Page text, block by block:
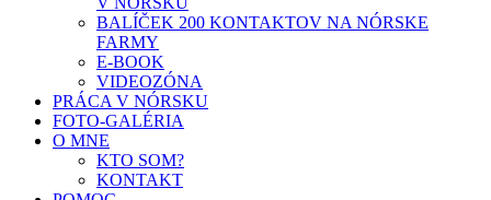
BALÍČEK 200 KONTAKTOV NA NÓRSKE
FARMY
E-BOOK
VIDEOZÓNA
PRÁCA V NÓRSKU
FOTO-GALÉRIA
O MNE
KTO SOM?
KONTAKT